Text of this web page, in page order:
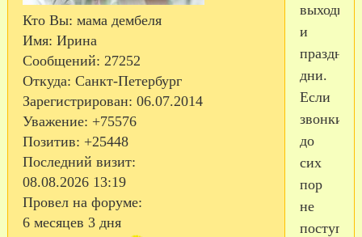
Кто Вы: мама дембеля
Имя: Ирина
Сообщений: 27252
Откуда: Санкт-Петербург
Зарегистрирован: 06.07.2014
Уважение: +75576
Позитив: +25448
Последний визит:
08.08.2026 13:19
Провел на форуме:
6 месяцев 3 дня
выходные
и
дни.
Если
звонки
до
сих
пор
не